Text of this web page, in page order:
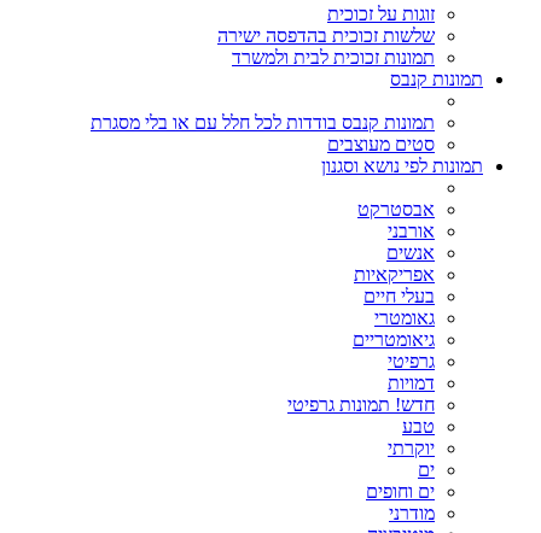
זוגות על זכוכית
שלשות זכוכית בהדפסה ישירה
תמונות זכוכית לבית ולמשרד
תמונות קנבס
תמונות קנבס בודדות לכל חלל עם או בלי מסגרת
סטים מעוצבים
תמונות לפי נושא וסגנון
אבסטרקט
אורבני
אנשים
אפריקאיות
בעלי חיים
גאומטרי
גיאומטריים
גרפיטי
דמויות
חדש! תמונות גרפיטי
טבע
יוקרתי
ים
ים וחופים
מודרני